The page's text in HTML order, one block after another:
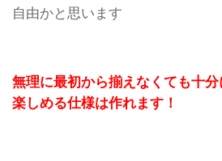
自由かと思います
無理に最初から揃えなくても十
楽しめる仕様は作れます！